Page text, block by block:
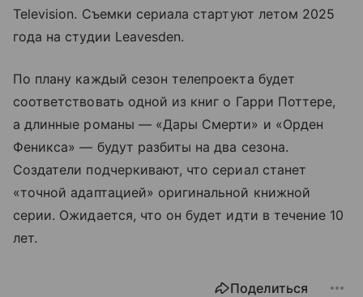
Television. Съемки сериала стартуют летом 2025
года на студии Leavesden.
По плану каждый сезон телепроекта будет
соответствовать одной из книг о Гарри Поттере,
а длинные романы — «Дары Смерти» и «Орден
Феникса» — будут разбиты на два сезона.
Создатели подчеркивают, что сериал станет
«точной адаптацией» оригинальной книжной
серии. Ожидается, что он будет идти в течение 10
лет.
Поделиться